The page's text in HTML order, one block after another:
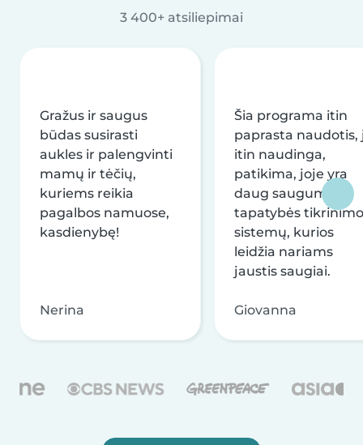
3 400+ atsiliepimai
Gražus ir saugus
būdas susirasti
aukles ir palengvinti
mamų ir tėčių,
kuriems reikia
pagalbos namuose,
kasdienybę!
Nerina
Šia programa itin
paprasta naudotis,
itin naudinga,
patikima, joje yra
daug saugumo ir
tapatybės tikrinimo
sistemų, kurios
leidžia nariams
jaustis saugiai.
Giovanna